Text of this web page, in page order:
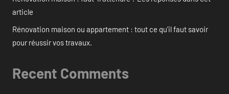
article
Rénovation maison ou appartement : tout ce qu’il faut savoir
pour réussir vos travaux.
Recent Comments